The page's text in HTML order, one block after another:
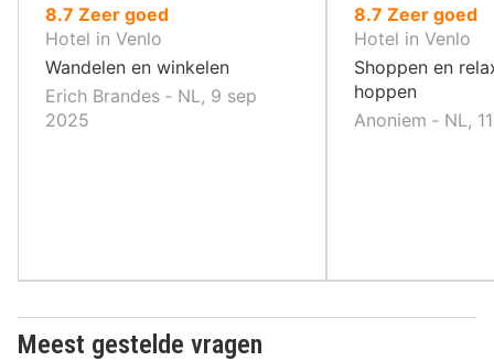
8.7 uit
10
,
Zeer goed
Hotel in Venlo
Wandelen en winkelen
Erich Brandes ‐ NL, 9 sep
2025
8.7 uit
10
,
Zeer goed
Hotel in Venlo
Shoppen en
hoppen
Anoniem ‐ NL,
Meest gestelde vragen